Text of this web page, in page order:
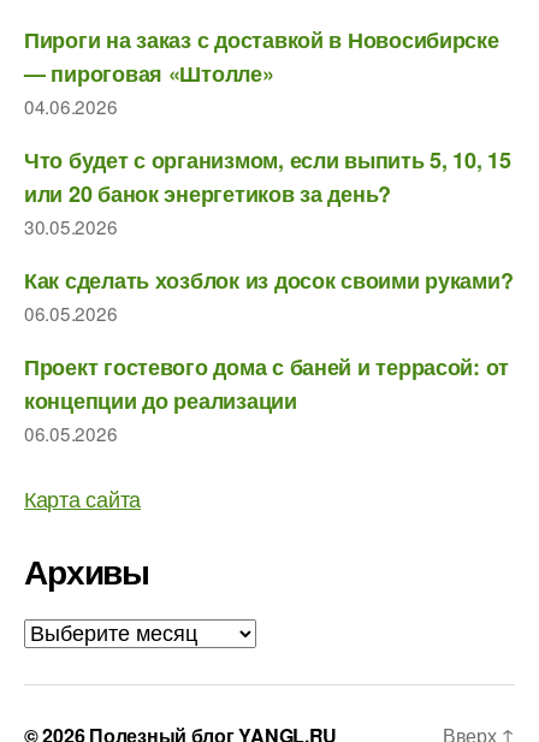
Пироги на заказ с доставкой в Новосибирске
— пироговая «Штолле»
04.06.2026
Что будет с организмом, если выпить 5, 10, 15
или 20 банок энергетиков за день?
30.05.2026
Как сделать хозблок из досок своими руками?
06.05.2026
Проект гостевого дома с баней и террасой: от
концепции до реализации
06.05.2026
Карта сайта
Архивы
Архивы
© 2026Полезный блог YANGL.RU Вверх ↑